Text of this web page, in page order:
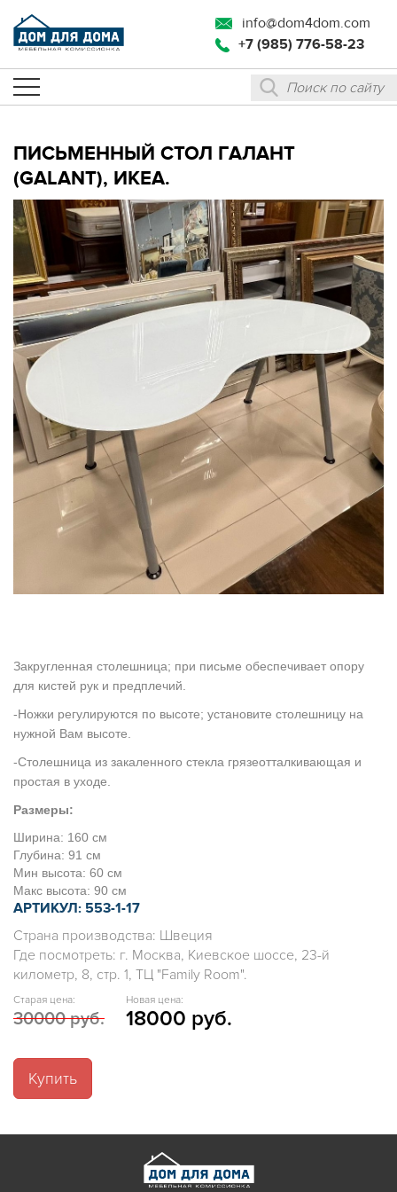
info@dom4dom.com
+7 (985) 776-58-23
ПИСЬМЕННЫЙ СТОЛ ГАЛАНТ
(GALANT), ИКЕА.
Закругленная столешница; при письме обеспечивает опору
для кистей рук и предплечий.
-Ножки регулируются по высоте; установите столешницу на
нужной Вам высоте.
-Столешница из закаленного стекла грязеотталкивающая и
простая в уходе.
Размеры:
Ширина: 160 см
Глубина: 91 см
Мин высота: 60 см
Макс высота: 90 см
АРТИКУЛ: 553-1-17
Страна производства: Швеция
Где посмотреть: г. Москва, Киевское шоссе, 23-й
километр, 8, стр. 1, ТЦ "Family Room".
Старая цена:
30000 руб.
Новая цена:
18000 руб.
Купить